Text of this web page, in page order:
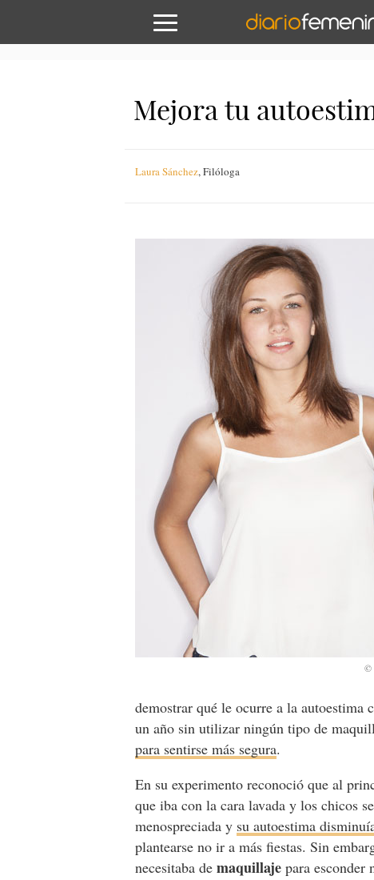
Mejora tu
Laura Sánchez,Filóloga
demostrar qué le ocurre a la autoestima
un año sin utilizar ningún tipo de
para sentirse más segura.
En su experimento reconoció que al
que iba con la cara lavada y los chicos
menospreciada y su autoestima
plantearse no ir a más fiestas. Sin
necesitaba demaquillaje para esconder